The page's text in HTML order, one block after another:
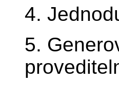
4.
5.